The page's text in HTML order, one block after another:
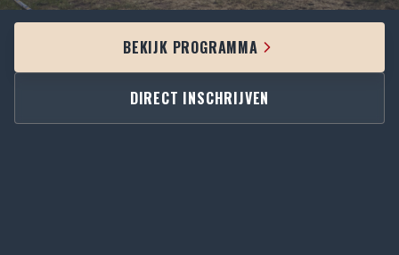
BEKIJK PROGRAMMA
DIRECT INSCHRIJVEN